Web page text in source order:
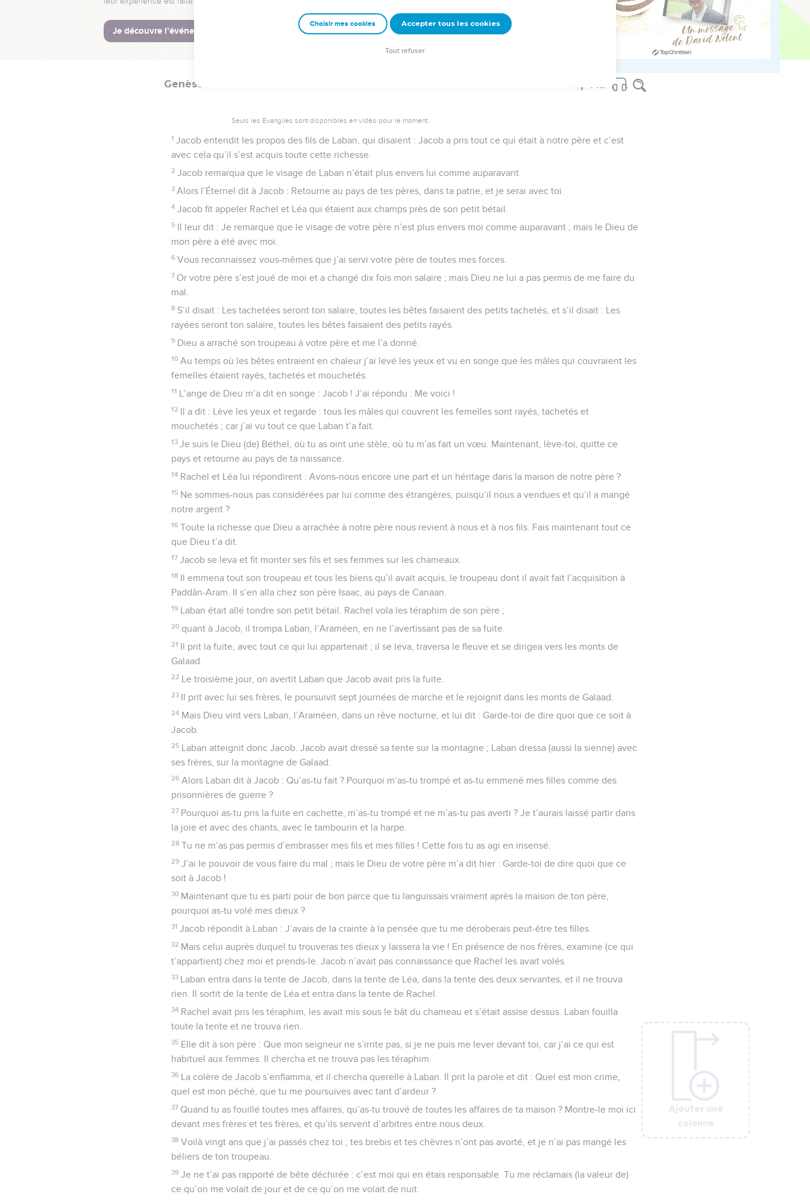
des chameaux et des ânes.
© Société biblique française – Bibli’O, 1978, avec autorisation. Pour vous procurer une Bible imprimée, rendez-vous sur www.editionsbiblio.fr
Ajouter une
colonne
Genèse
Seuls les Évangiles sont disponibles en vidéo pour le moment.
1 Jacob entendit les propos des fils de Laban, qui disaient : Jacob a pris tout ce qui était à notre père et c’est
avec cela qu’il s’est acquis toute cette richesse.
2 Jacob remarqua que le visage de Laban n’était plus envers lui comme auparavant.
3 Alors l’Éternel dit à Jacob : Retourne au pays de tes pères, dans ta patrie, et je serai avec toi.
4 Jacob fit appeler Rachel et Léa qui étaient aux champs près de son petit bétail.
5 Il leur dit : Je remarque que le visage de votre père n’est plus envers moi comme auparavant ; mais le Dieu de
mon père a été avec moi.
6 Vous reconnaissez vous-mêmes que j’ai servi votre père de toutes mes forces.
7 Or votre père s’est joué de moi et a changé dix fois mon salaire ; mais Dieu ne lui a pas permis de me faire du
mal.
8 S’il disait : Les tachetées seront ton salaire, toutes les bêtes faisaient des petits tachetés, et s’il disait : Les
rayées seront ton salaire, toutes les bêtes faisaient des petits rayés.
9 Dieu a arraché son troupeau à votre père et me l’a donné.
10 Au temps où les bêtes entraient en chaleur j’ai levé les yeux et vu en songe que les mâles qui couvraient les
femelles étaient rayés, tachetés et mouchetés.
11 L’ange de Dieu m’a dit en songe : Jacob ! J’ai répondu : Me voici !
12 Il a dit : Lève les yeux et regarde : tous les mâles qui couvrent les femelles sont rayés, tachetés et
mouchetés ; car j’ai vu tout ce que Laban t’a fait.
13 Je suis le Dieu (de) Béthel, où tu as oint une stèle, où tu m’as fait un vœu. Maintenant, lève-toi, quitte ce
pays et retourne au pays de ta naissance.
14 Rachel et Léa lui répondirent : Avons-nous encore une part et un héritage dans la maison de notre père ?
15 Ne sommes-nous pas considérées par lui comme des étrangères, puisqu’il nous a vendues et qu’il a mangé
notre argent ?
16 Toute la richesse que Dieu a arrachée à notre père nous revient à nous et à nos fils. Fais maintenant tout ce
que Dieu t’a dit.
17 Jacob se leva et fit monter ses fils et ses femmes sur les chameaux.
18 Il emmena tout son troupeau et tous les biens qu’il avait acquis, le troupeau dont il avait fait l’acquisition à
Paddân-Aram. Il s’en alla chez son père Isaac, au pays de Canaan.
19 Laban était allé tondre son petit bétail. Rachel vola les téraphim de son père ;
20 quant à Jacob, il trompa Laban, l’Araméen, en ne l’avertissant pas de sa fuite.
21 Il prit la fuite, avec tout ce qui lui appartenait ; il se leva, traversa le fleuve et se dirigea vers les monts de
Galaad.
22 Le troisième jour, on avertit Laban que Jacob avait pris la fuite.
23 Il prit avec lui ses frères, le poursuivit sept journées de marche et le rejoignit dans les monts de Galaad.
24 Mais Dieu vint vers Laban, l’Araméen, dans un rêve nocturne, et lui dit : Garde-toi de dire quoi que ce soit à
Jacob.
25 Laban atteignit donc Jacob. Jacob avait dressé sa tente sur la montagne ; Laban dressa (aussi la sienne) avec
ses frères, sur la montagne de Galaad.
26 Alors Laban dit à Jacob : Qu’as-tu fait ? Pourquoi m’as-tu trompé et as-tu emmené mes filles comme des
prisonnières de guerre ?
27 Pourquoi as-tu pris la fuite en cachette, m’as-tu trompé et ne m’as-tu pas averti ? Je t’aurais laissé partir dans
la joie et avec des chants, avec le tambourin et la harpe.
28 Tu ne m’as pas permis d’embrasser mes fils et mes filles ! Cette fois tu as agi en insensé.
29 J’ai le pouvoir de vous faire du mal ; mais le Dieu de votre père m’a dit hier : Garde-toi de dire quoi que ce
soit à Jacob !
30 Maintenant que tu es parti pour de bon parce que tu languissais vraiment après la maison de ton père,
pourquoi as-tu volé mes dieux ?
31 Jacob répondit à Laban : J’avais de la crainte à la pensée que tu me déroberais peut-être tes filles.
32 Mais celui auprès duquel tu trouveras tes dieux y laissera la vie ! En présence de nos frères, examine (ce qui
t’appartient) chez moi et prends-le. Jacob n’avait pas connaissance que Rachel les avait volés.
33 Laban entra dans la tente de Jacob, dans la tente de Léa, dans la tente des deux servantes, et il ne trouva
rien. Il sortit de la tente de Léa et entra dans la tente de Rachel.
34 Rachel avait pris les téraphim, les avait mis sous le bât du chameau et s’était assise dessus. Laban fouilla
toute la tente et ne trouva rien.
35 Elle dit à son père : Que mon seigneur ne s’irrite pas, si je ne puis me lever devant toi, car j’ai ce qui est
habituel aux femmes. Il chercha et ne trouva pas les téraphim.
36 La colère de Jacob s’enflamma, et il chercha querelle à Laban. Il prit la parole et dit : Quel est mon crime,
quel est mon péché, que tu me poursuives avec tant d’ardeur ?
37 Quand tu as fouillé toutes mes affaires, qu’as-tu trouvé de toutes les affaires de ta maison ? Montre-le moi ici
devant mes frères et tes frères, et qu’ils servent d’arbitres entre nous deux.
38 Voilà vingt ans que j’ai passés chez toi ; tes brebis et tes chèvres n’ont pas avorté, et je n’ai pas mangé les
béliers de ton troupeau.
39 Je ne t’ai pas rapporté de bête déchirée : c’est moi qui en étais responsable. Tu me réclamais (la valeur de)
ce qu’on me volait de jour et de ce qu’on me volait de nuit.
Ajouter une
colonne
Ajouter une
colonne
Ajouter une
colonne
Ajouter une
colonne
Ajouter une
colonne
Choisir mes cookies Accepter tous les cookies
Tout refuser